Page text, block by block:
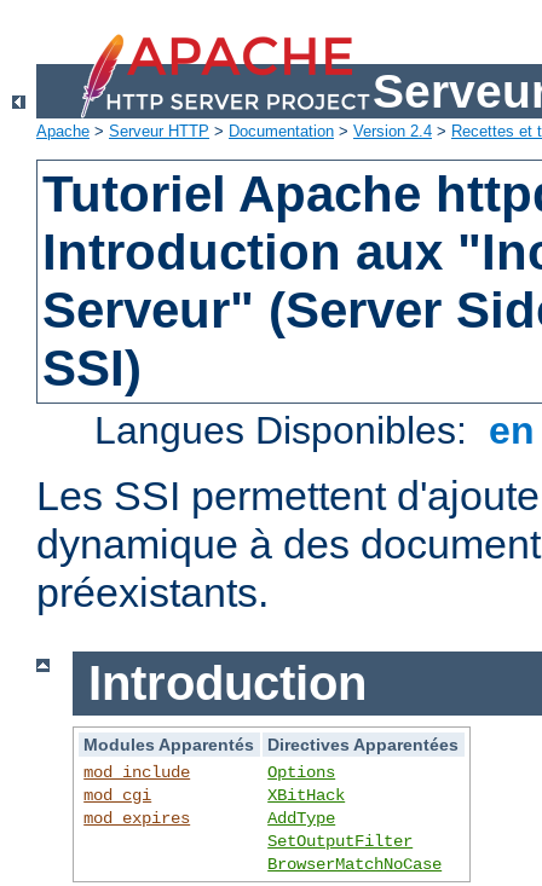
Apache > Serveur HTTP > Documentation > Version 2.4 > Recettes et
Tutoriel Apache
Introduction aux
Serveur" (Server
SSI)
Langues Disponibles:
Les SSI permettent
dynamique à des
préexistants.
Introduction
Modules Apparentés
Directives Apparentées
mod_include
mod_cgi
mod_expires
Options
XBitHack
AddType
SetOutputFilter
BrowserMatchNoCase